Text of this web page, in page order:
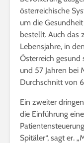
österreichische
um die
bestellt. Auch das
Lebensjahre, in
Österreich gesund
und 57 Jahren bei
Durchschnitt von
Ein zweiter
die Einführung
Spitäler“, sagt er.